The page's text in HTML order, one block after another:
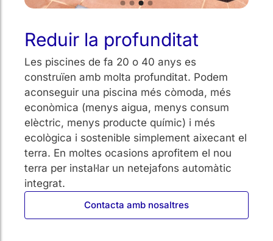
Reduir la profunditat
Les piscines de fa 20 o 40 anys es
construïen amb molta profunditat. Podem
aconseguir una piscina més còmoda, més
econòmica (menys aigua, menys consum
elèctric, menys producte químic) i més
ecològica i sostenible simplement aixecant el
terra. En moltes ocasions aprofitem el nou
terra per instal·lar un netejafons automàtic
integrat.
Contacta amb nosaltres